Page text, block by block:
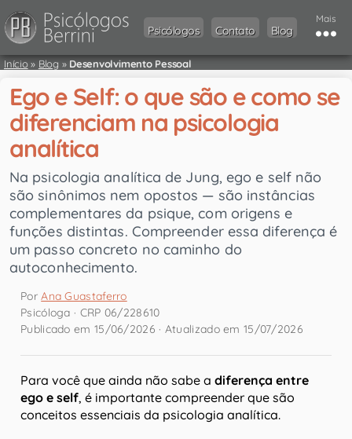
Psicólogos Contato Blog
Mais
Início» Blog» Desenvolvimento Pessoal
Ego e Self: o que são e como se
diferenciam na psicologia
analítica
Na psicologia analítica de Jung, ego e self não
são sinônimos nem opostos — são instâncias
complementares da psique, com origens e
funções distintas. Compreender essa diferença é
um passo concreto no caminho do
autoconhecimento.
PorAna Guastaferro
Psicóloga · CRP 06/228610
Publicado em 15/06/2026 · Atualizado em 15/07/2026
Para você que ainda não sabe a diferença entre
ego e self, é importante compreender que são
conceitos essenciais da psicologia analítica.